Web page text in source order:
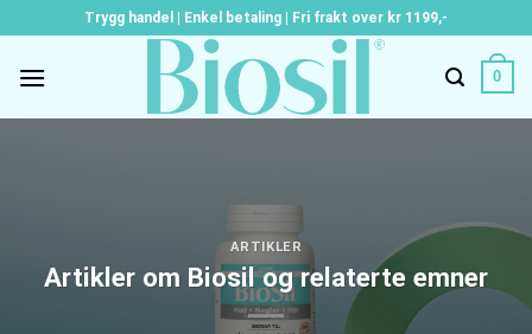
to
content
Trygg handel | Enkel betaling | Fri frakt over kr 1199,-
0
ARTIKLER
Artikler om Biosil og relaterte emner